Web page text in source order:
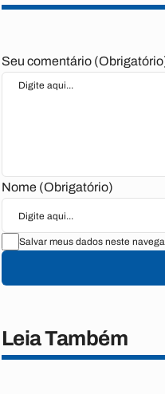
Seu comentário
Nome (Obrigatório)
Salvar meus dados neste
Leia Também